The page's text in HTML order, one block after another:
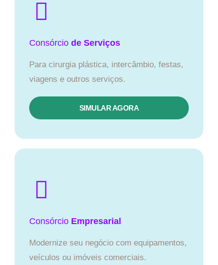
Consórcio de Serviços
Para cirurgia plástica, intercâmbio, festas,
viagens e outros serviços.
SIMULAR AGORA
Consórcio Empresarial
Modernize seu negócio com equipamentos,
veículos ou imóveis comerciais.